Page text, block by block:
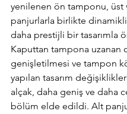
yenilenen ön tamponu, üst
panjurlarla birlikte
daha prestijli bir tasarımla
Kaputtan tampona uzanan
genişletilmesi ve tampon
yapılan tasarım
alçak, daha geniş ve daha
bölüm elde edildi. Alt